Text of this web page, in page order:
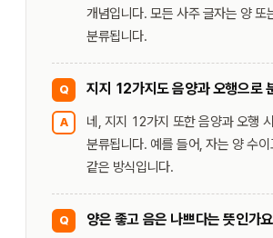
개념입니다. 모든 사주 글자는 양 또
분류됩니다.
Q 지지 12가지도 음양과 오행으로
A
네, 지지 12가지 또한 음양과 오행
분류됩니다. 예를 들어, 자는 양 수
같은 방식입니다.
Q 양은 좋고 음은 나쁘다는 뜻인가